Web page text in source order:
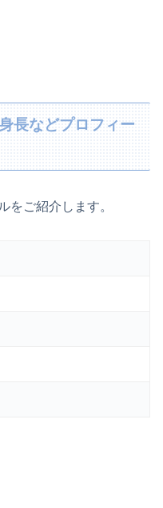
長などプロフィー
をご紹介します。